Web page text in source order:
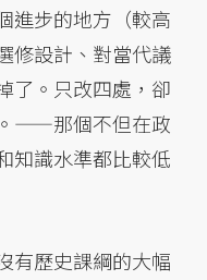
進步的地方（較高
修設計、對當代議
了。只改四處，卻
——那個不但在政
知識水準都比較低
有歷史課綱的大幅